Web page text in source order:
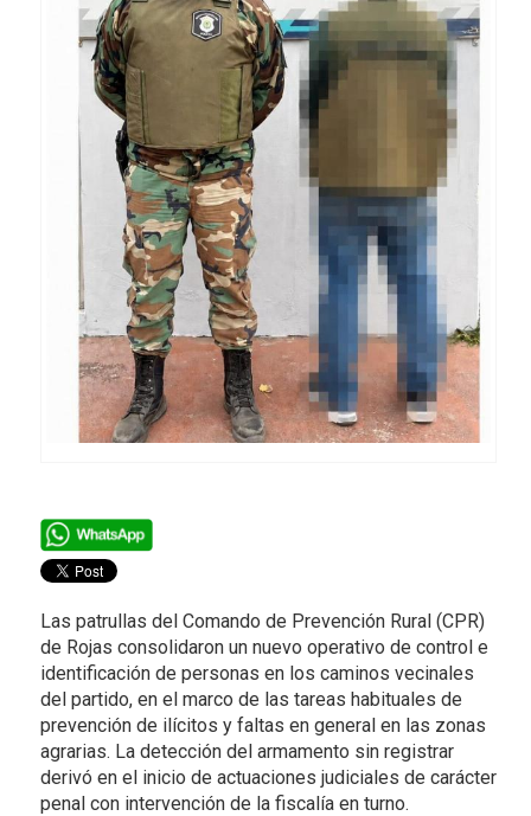
Las patrullas del Comando de Prevención Rural (CPR)
de Rojas consolidaron un nuevo operativo de control e
identificación de personas en los caminos vecinales
del partido, en el marco de las tareas habituales de
prevención de ilícitos y faltas en general en las zonas
agrarias. La detección del armamento sin registrar
derivó en el inicio de actuaciones judiciales de carácter
penal con intervención de la fiscalía en turno.